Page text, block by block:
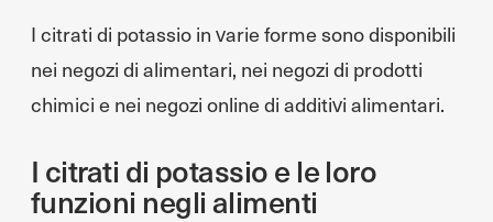
I citrati di potassio in varie forme sono disponibili
nei negozi di alimentari, nei negozi di prodotti
chimici e nei negozi online di additivi alimentari.
I citrati di potassio e le loro
funzioni negli alimenti